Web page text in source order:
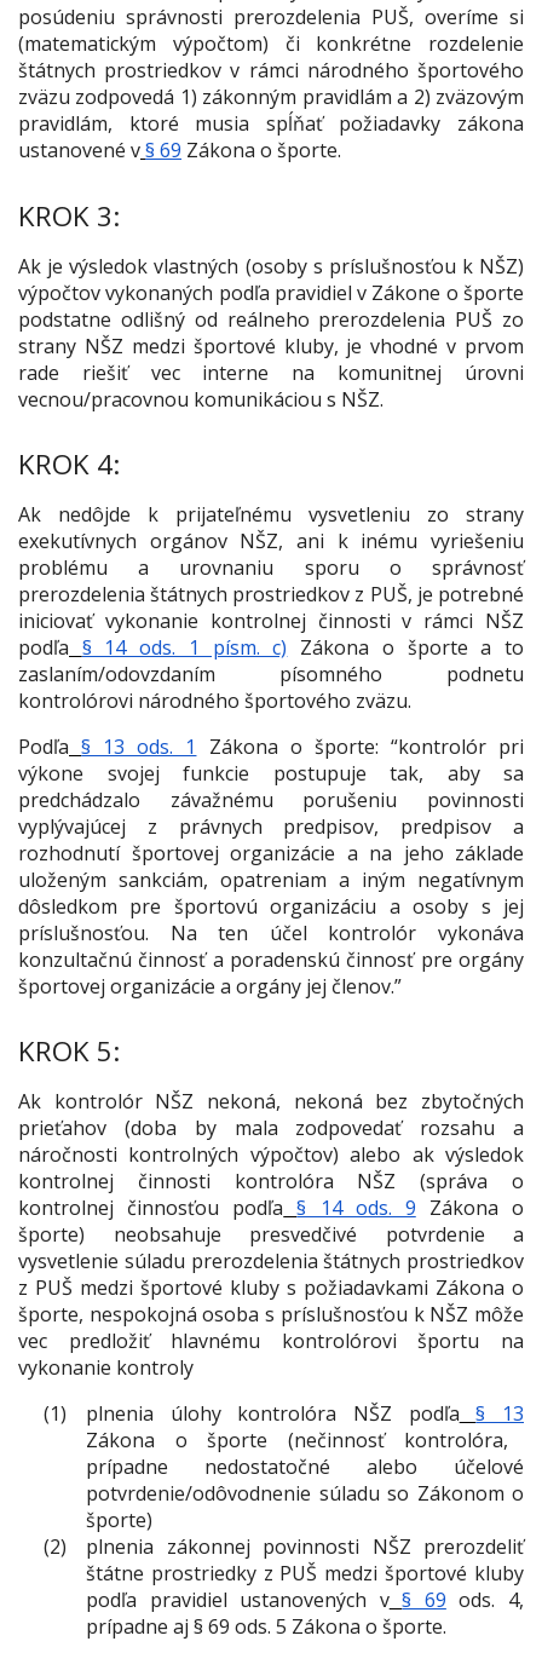
posúdeniu správnosti prerozdelenia PUŠ, overíme si
(matematickým výpočtom) či konkrétne rozdelenie
štátnych prostriedkov v rámci národného športového
zväzu zodpovedá 1) zákonným pravidlám a 2) zväzovým
pravidlám, ktoré musia spĺňať požiadavky zákona
ustanovené v§ 69 Zákona o športe.
KROK 3:
Ak je výsledok vlastných (osoby s príslušnosťou k NŠZ)
výpočtov vykonaných podľa pravidiel v Zákone o športe
podstatne odlišný od reálneho prerozdelenia PUŠ zo
strany NŠZ medzi športové kluby, je vhodné v prvom
rade riešiť vec interne na komunitnej úrovni
vecnou/pracovnou komunikáciou s NŠZ.
KROK 4:
Ak nedôjde k prijateľnému vysvetleniu zo strany
exekutívnych orgánov NŠZ, ani k inému vyriešeniu
problému a urovnaniu sporu o správnosť
prerozdelenia štátnych prostriedkov z PUŠ, je potrebné
iniciovať vykonanie kontrolnej činnosti v rámci NŠZ
podľa § 14 ods. 1 písm. c) Zákona o športe a to
zaslaním/odovzdaním písomného podnetu
kontrolórovi národného športového zväzu.
Podľa § 13 ods. 1 Zákona o športe: “kontrolór pri
výkone svojej funkcie postupuje tak, aby sa
predchádzalo závažnému porušeniu povinnosti
vyplývajúcej z právnych predpisov, predpisov a
rozhodnutí športovej organizácie a na jeho základe
uloženým sankciám, opatreniam a iným negatívnym
dôsledkom pre športovú organizáciu a osoby s jej
príslušnosťou. Na ten účel kontrolór vykonáva
konzultačnú činnosť a poradenskú činnosť pre orgány
športovej organizácie a orgány jej členov.”
KROK 5:
Ak kontrolór NŠZ nekoná, nekoná bez zbytočných
prieťahov (doba by mala zodpovedať rozsahu a
náročnosti kontrolných výpočtov) alebo ak výsledok
kontrolnej činnosti kontrolóra NŠZ (správa o
kontrolnej činnosťou podľa § 14 ods. 9 Zákona o
športe) neobsahuje presvedčivé potvrdenie a
vysvetlenie súladu prerozdelenia štátnych prostriedkov
z PUŠ medzi športové kluby s požiadavkami Zákona o
športe, nespokojná osoba s príslušnosťou k NŠZ môže
vec predložiť hlavnému kontrolórovi športu na
vykonanie kontroly
plnenia úlohy kontrolóra NŠZ podľa
§ 13
Zákona o športe (nečinnosť kontrolóra,
prípadne nedostatočné alebo účelové
potvrdenie/odôvodnenie súladu so Zákonom o
športe)
plnenia zákonnej povinnosti NŠZ prerozdeliť
štátne prostriedky z PUŠ medzi športové kluby
podľa pravidiel ustanovených v § 69 ods. 4,
prípadne aj § 69 ods. 5 Zákona o športe.